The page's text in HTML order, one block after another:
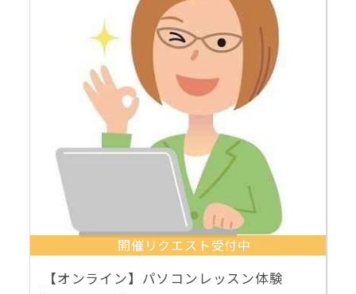
開催リクエスト受付中
【オンライン】パソコンレッスン体験